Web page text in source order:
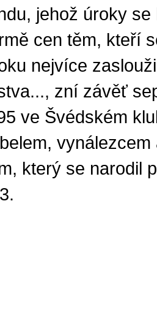
jehož úroky
cen těm, kteří
nejvíce
zní závěť
ve Švédském
vynálezcem
který se narodil